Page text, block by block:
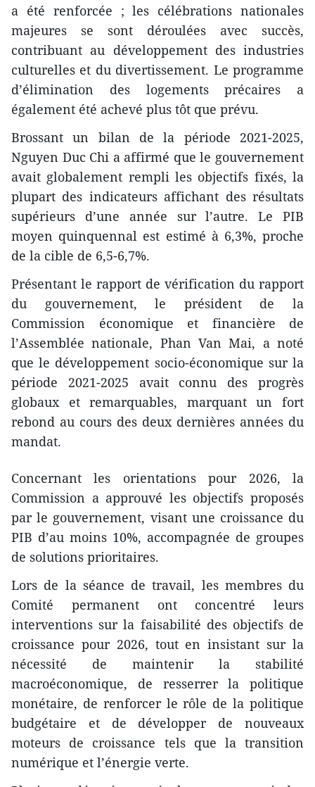
a été renforcée ; les célébrations nationales
majeures se sont déroulées avec succès,
contribuant au développement des industries
culturelles et du divertissement. Le programme
d’élimination des logements précaires a
également été achevé plus tôt que prévu.
Brossant un bilan de la période 2021-2025,
Nguyen Duc Chi a affirmé que le gouvernement
avait globalement rempli les objectifs fixés, la
plupart des indicateurs affichant des résultats
supérieurs d’une année sur l’autre. Le PIB
moyen quinquennal est estimé à 6,3%, proche
de la cible de 6,5-6,7%.
Présentant le rapport de vérification du rapport
du gouvernement, le président de la
Commission économique et financière de
l’Assemblée nationale, Phan Van Mai, a noté
que le développement socio-économique sur la
période 2021-2025 avait connu des progrès
globaux et remarquables, marquant un fort
rebond au cours des deux dernières années du
mandat.
Concernant les orientations pour 2026, la
Commission a approuvé les objectifs proposés
par le gouvernement, visant une croissance du
PIB d’au moins 10%, accompagnée de groupes
de solutions prioritaires.
Lors de la séance de travail, les membres du
Comité permanent ont concentré leurs
interventions sur la faisabilité des objectifs de
croissance pour 2026, tout en insistant sur la
nécessité de maintenir la stabilité
macroéconomique, de resserrer la politique
monétaire, de renforcer le rôle de la politique
budgétaire et de développer de nouveaux
moteurs de croissance tels que la transition
numérique et l’énergie verte.